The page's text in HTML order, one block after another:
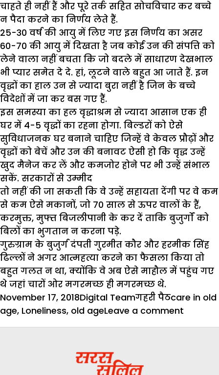
चाहते ही नहीं हैं और पूरे तर्क सहित सोचविचार कर बच्चे
न पैदा करने का निर्णय लेते हैं.
25-30 वर्ष की आयु में लिए गए इस निर्णय का असर
60-70 की आयु में दिखता है जब कोई उन की संपत्ति को
लेने वाला नहीं बचता कि जो बदले में साधारण देखभाल
भी प्यार समेत दे दे. हां, लूटने वाले बहुत आ जाते हैं. इन
वृद्धों का हाल उन से ज्यादा बुरा नहीं है जिन के बच्चे
विदेशों में जा कर बस गए हैं.
इस समस्या का हल वृद्धाश्रम से ज्यादा आसान एक ही
घर में 4-5 वृद्धों का रहना होगा. बिल्डरों को ऐसे
सुविधाजनक घर बनाने चाहिए जिन्हें वे केवल प्रौढ़ों और
वृद्धों को बेचें और उन की बनावट ऐसी हो कि वृद्ध उन्हें
खुद मैनेज कर लें और कमजोर होने पर भी उन्हें संभाल
सकें. सरकारों से उम्मीद
तो नहीं की जा सकती कि वे उन्हें सहायता देंगी पर वे कम
से कम ऐसे मकानों, जो 70 साल से ऊपर वालों के हैं,
करमुक्त, मुफ्त बिजलीपानी के कर दें ताकि बुजुर्गों को
बिलों का भुगतान न करना पड़े.
गुरुग्राम के बुजुर्ग दंपती गुरमीत कौर और हरमीक सिंह
ढिल्लों ने अगर आत्महत्या करने का फैसला किया तो
बहुत गलत न था, क्योंकि वे अब ऐसे माहौल में पहुंच गए
थे जहां चारों ओर मगरमच्छ ही मगरमच्छ थे.
Posted
on
November 17, 2018Author
Digital TeamCategories
गहरी पैठTags
care in old
age, Loneliness, old ageLeave a comment